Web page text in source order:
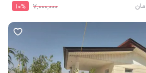
۷٬۰۰۰٬۰۰۰ 10%